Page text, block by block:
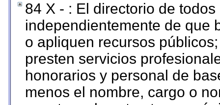
84 X - : El directorio de
independientemente de que
o apliquen recursos
presten servicios
honorarios y personal de
menos el nombre, cargo o